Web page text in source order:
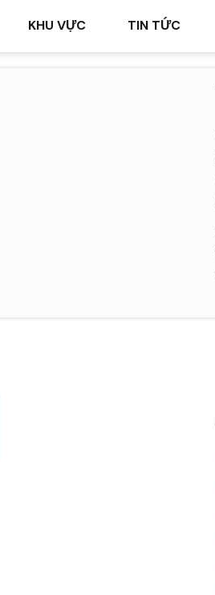
KHU VỰC TIN TỨC